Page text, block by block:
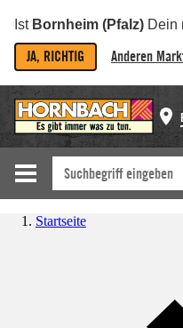
Ist Bornheim (Pfalz) Dein
JA, RICHTIG Anderen
Startseite